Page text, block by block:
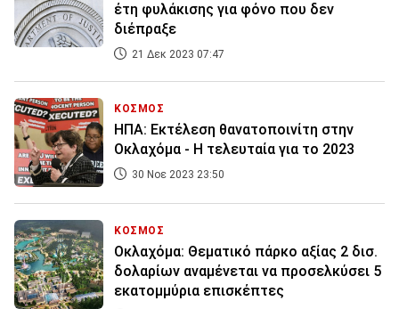
έτη φυλάκισης για φόνο που δεν
διέπραξε
21 Δεκ 2023 07:47
ΚΟΣΜΟΣ
ΗΠΑ: Εκτέλεση θανατοποινίτη στην
Οκλαχόμα - Η τελευταία για το 2023
30 Νοε 2023 23:50
ΚΟΣΜΟΣ
Οκλαχόμα: Θεματικό πάρκο αξίας 2 δισ.
δολαρίων αναμένεται να προσελκύσει 5
εκατομμύρια επισκέπτες